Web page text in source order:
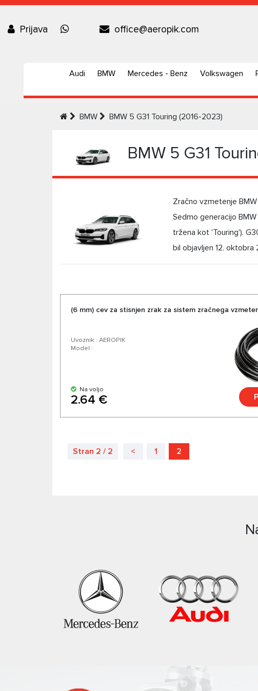
Prijava office@aeropik.com
Audi BMW Mercedes - Benz Volkswagen
BMW BMW 5 G31 Touring (2016-2023)
BMW 5 G31
Zračno vzmetenje
Sedmo generacijo
tržena kot 'Touring').
bil objavljen 12. oktobra
(6 mm) cev za stisnjen zrak za sistem zračnega
Uvoznik : AEROPIK
Model :
Na voljo
2.64 €
Stran 2 / 2 < 1 2